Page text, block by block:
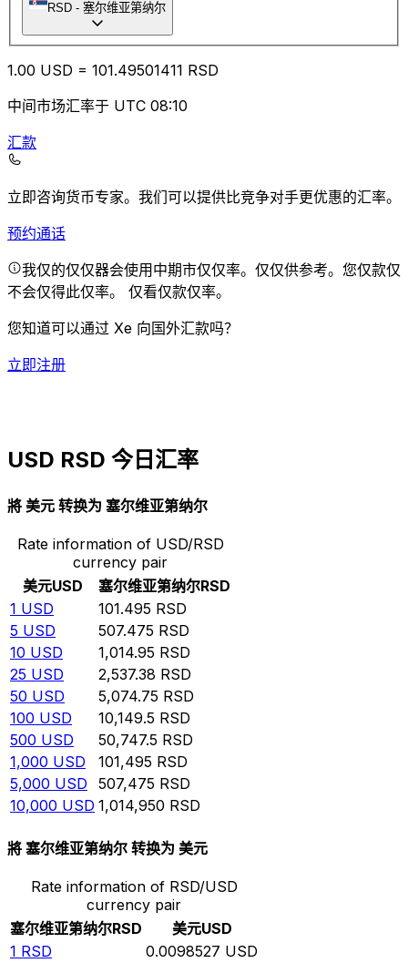
RSD - 塞尔维亚第纳尔
1.00 USD = 101.49501411 RSD
中间市场汇率于 UTC 08:10
汇款
立即咨询货币专家。 我们可以提供比竞争对手更优惠的汇率。
预约通话
我仅的仅仅器会使用中期市仅仅率。仅仅供参考。您仅款仅
不会仅得此仅率。 仅看仅款仅率。
您知道可以通过 Xe 向国外汇款吗？
立即注册
USD RSD 今日汇率
將 美元 转换为 塞尔维亚第纳尔
Rate information of USD/RSD
currency pair
美元USD 塞尔维亚第纳尔RSD
1 USD 101.495 RSD
5 USD 507.475 RSD
10 USD 1,014.95 RSD
25 USD 2,537.38 RSD
50 USD 5,074.75 RSD
100 USD 10,149.5 RSD
500 USD 50,747.5 RSD
1,000 USD 101,495 RSD
5,000 USD 507,475 RSD
10,000 USD 1,014,950 RSD
將 塞尔维亚第纳尔 转换为 美元
Rate information of RSD/USD
currency pair
塞尔维亚第纳尔RSD 美元USD
1 RSD 0.0098527 USD